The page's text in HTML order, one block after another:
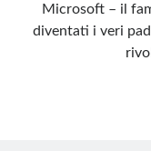
Microsoft – il
diventati i veri